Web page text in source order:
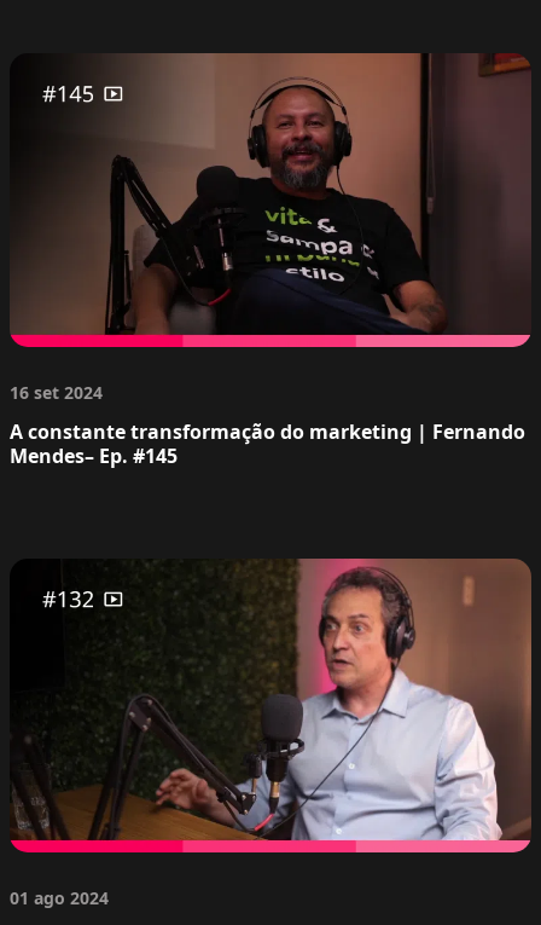
16 set 2024
A constante transformação do marketing | Fernando
Mendes– Ep. #145
01 ago 2024